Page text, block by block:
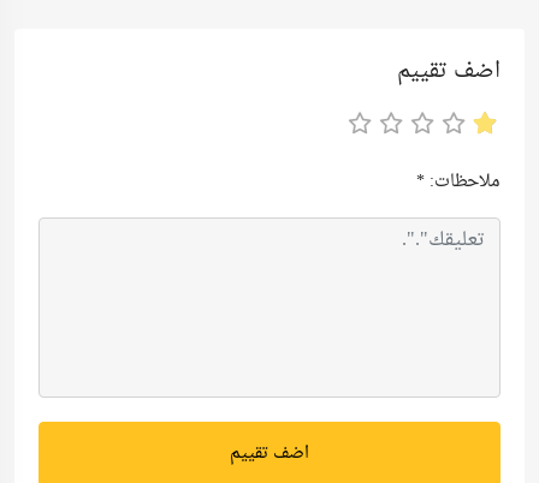
اضف تقييم
ملاحظات:*
اضف تقييم